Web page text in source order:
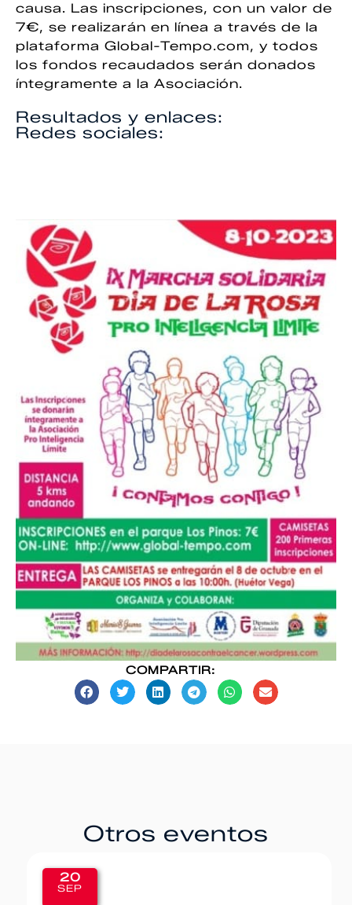
causa. Las inscripciones, con un valor de
7€, se realizarán en línea a través de la
plataforma Global-Tempo.com, y todos
los fondos recaudados serán donados
íntegramente a la Asociación.
Resultados y enlaces:
Redes sociales:
COMPARTIR:
Otros eventos
20
SEP